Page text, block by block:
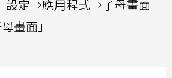
設定→應用程式→子母畫面
畫面」